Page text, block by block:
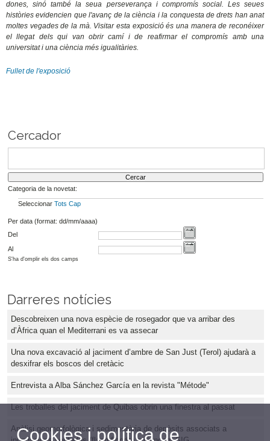
dones, sinó també la seua perseverança i compromís social. Les seues
històries evidencien que l'avanç de la ciència i la conquesta de drets han anat
moltes vegades de la mà. Visitar esta exposició és una manera de reconéixer
el llegat dels qui van obrir camí i de reafirmar el compromís amb una
universitat i una ciència més igualitàries.
Fullet de l'exposició
Cercador
Categoria de la novetat:
Seleccionar Tots Cap
Per data (format: dd/mm/aaaa)
Del
Al
S'ha d'omplir els dos camps
Darreres notícies
Descobreixen una nova espècie de rosegador que va arribar des
d’Àfrica quan el Mediterrani es va assecar
Una nova excavació al jaciment d’ambre de San Just (Terol) ajudarà a
desxifrar els boscos del cretàcic
Entrevista a Alba Sánchez García en la revista "Métode"
Les troballes del jaciment de Quibas obrin una finestra al passat
Anàlisi geomorfològica i sedimentària de depòsits associats a
Cookies i política de